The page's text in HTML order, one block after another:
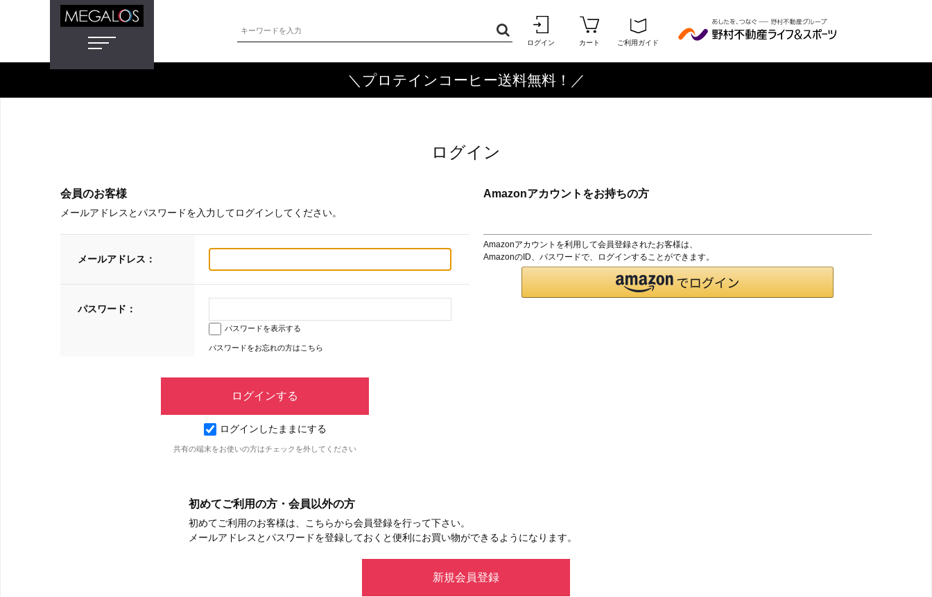
ログイン カート ご利用ガイド
＼プロテインコーヒー送料無料！／
ログイン
会員のお客様
メールアドレスとパスワードを入力してログインしてください。
メールアドレス：
パスワード：
パスワードを表示する
パスワードをお忘れの方はこちら
ログインしたままにする
共有の端末をお使いの方はチェックを外してください
Amazonアカウントをお持ちの方
Amazonアカウントを利用して会員登録されたお客様は、
AmazonのID、パスワードで、ログインすることができます。
初めてご利用の方・会員以外の方
初めてご利用のお客様は、こちらから会員登録を行って下さい。
メールアドレスとパスワードを登録しておくと便利にお買い物ができるようになります。